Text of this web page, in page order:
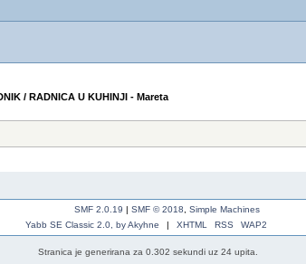
/ RADNICA U KUHINJI - Mareta
SMF 2.0.19 | SMF © 2018
Simple Machines
Yabb SE Classic 2.0, by Akyhne
| XHTML RSS WAP2
Stranica je generirana za 0.302 sekundi uz 24 upita.